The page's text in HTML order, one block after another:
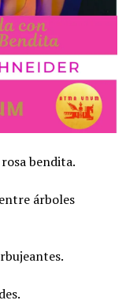
bendita.
árboles